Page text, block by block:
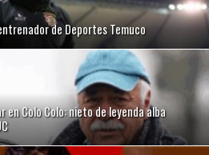
de Deportes Temuco
en Colo Colo: nieto de leyenda alba